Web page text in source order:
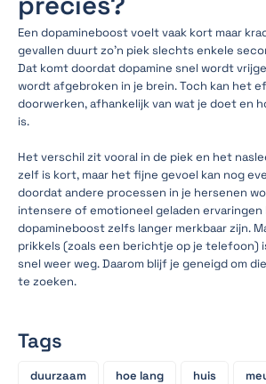
Een dopamineboost voelt vaak kort maar
gevallen duurt zo’n piek slechts enkele
Dat komt doordat dopamine snel wordt
wordt afgebroken in je brein. Toch kan het
doorwerken, afhankelijk van wat je doet en
is.
Het verschil zit vooral in de piek en het
zelf is kort, maar het fijne gevoel kan nog
doordat andere processen in je hersenen
intensere of emotioneel geladen ervaringen
dopamineboost zelfs langer merkbaar zijn.
prikkels (zoals een berichtje op je telefoon)
snel weer weg. Daarom blijf je geneigd om
te zoeken.
Tags
duurzaam hoe lang huis